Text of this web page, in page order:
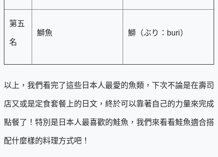
第五
名
鰤魚 鰤（ぶり：buri）
以上，我們看完了這些日本人最愛的魚類，下次不論是在壽司
店又或是定食套餐上的日文，終於可以靠著自己的力量來完成
點餐了！特別是日本人最喜歡的鮭魚，我們來看看鮭魚適合搭
配什麼樣的料理方式吧！